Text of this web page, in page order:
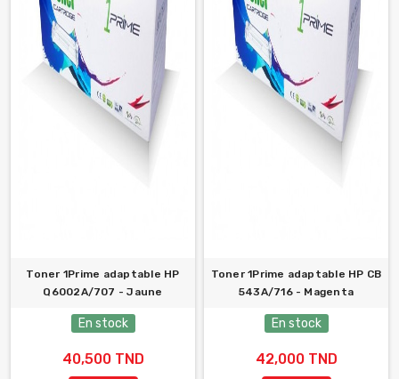
Toner 1Prime adaptable HP
Q6002A/707 - Jaune
En stock
40,500 TND
Toner 1Prime adaptable HP CB
543A/716 - Magenta
En stock
42,000 TND